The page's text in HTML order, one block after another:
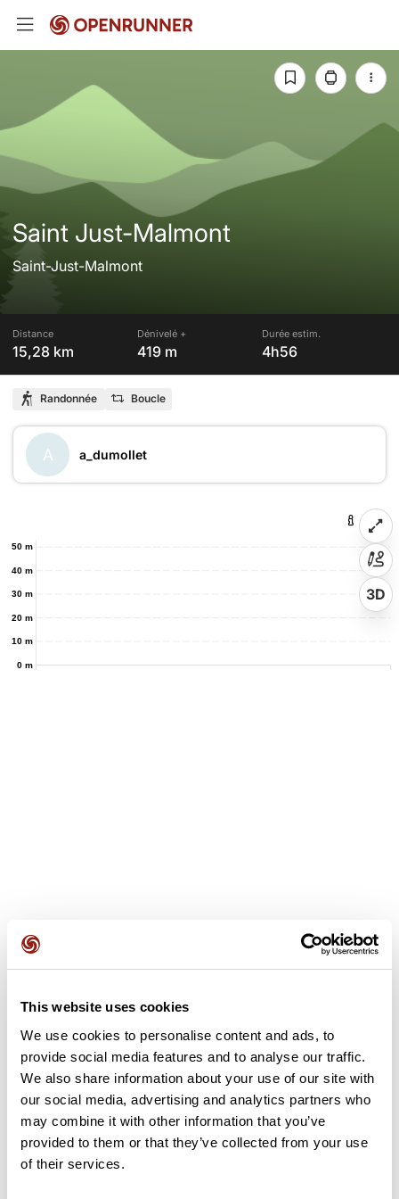
This website uses cookies
We use cookies to personalise content and ads, to
provide social media features and to analyse our traffic.
We also share information about your use of our site with
our social media, advertising and analytics partners who
may combine it with other information that you’ve
provided to them or that they’ve collected from your use
of their services.
Saint Just-Malmont
Saint-Just-Malmont
Distance
15,28 km
Dénivelé +
419 m
Durée estim.
4h56
Randonnée Boucle
A a_dumollet
0 m
10 m
20 m
30 m
40 m
50 m
3D
Avis des utilisateurs
Soyez le premier à ajouter un avis !
Ajouter un avis
Résumé